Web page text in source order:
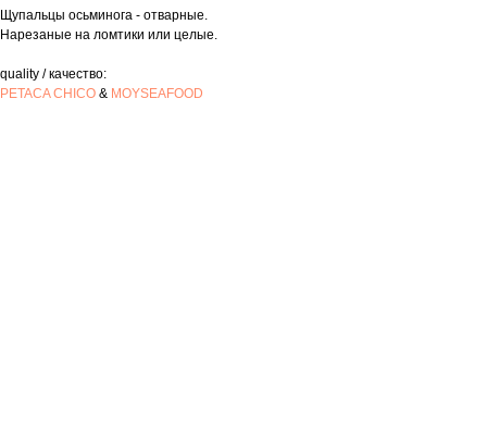
Щупальцы осьминога - отварные.
Нарезаные на ломтики или целые.
quality / качество:
PETACA CHICO & MOYSEAFOOD